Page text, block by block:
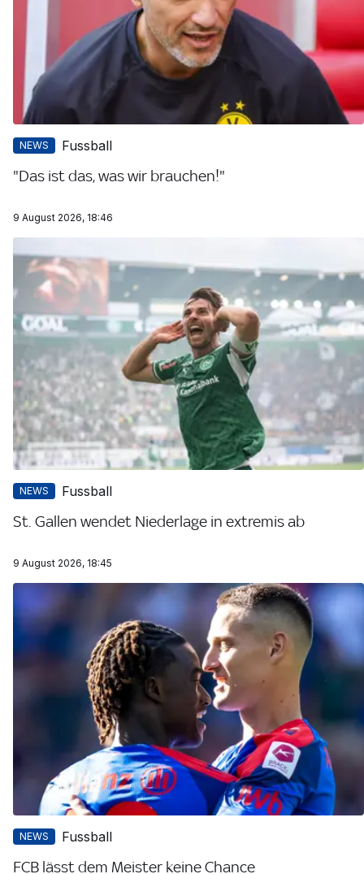
NEWS Fussball
"Das ist das, was wir brauchen!"
9 August 2026, 18:46
NEWS Fussball
St. Gallen wendet Niederlage in extremis ab
9 August 2026, 18:45
NEWS Fussball
FCB lässt dem Meister keine Chance